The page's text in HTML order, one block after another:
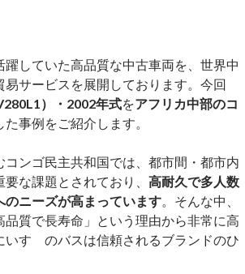
していた高品質な中古車両を、世界中
サービスを展開しております。今回
）・2002年式をアフリカ中部のコ
た事例をご紹介します。
コンゴ民主共和国では、都市間・都市内
な課題とされており、 高耐久で多人数
ニーズが高まっています。そんな中、
品質で長寿命」という理由から非常に高
いすゞのバスは信頼されるブランドのひ